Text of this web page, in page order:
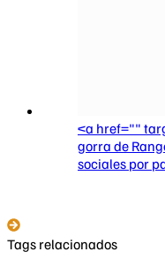
<a href=""
gorra de
sociales por
Tags relacionados